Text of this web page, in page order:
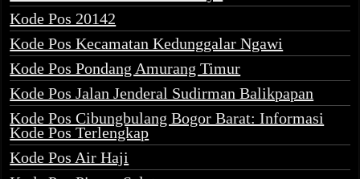
Kode Pos 20142
Kode Pos Kecamatan Kedunggalar Ngawi
Kode Pos Pondang Amurang Timur
Kode Pos Jalan Jenderal Sudirman Balikpapan
Kode Pos Cibungbulang Bogor Barat: Informasi
Kode Pos Terlengkap
Kode Pos Air Haji